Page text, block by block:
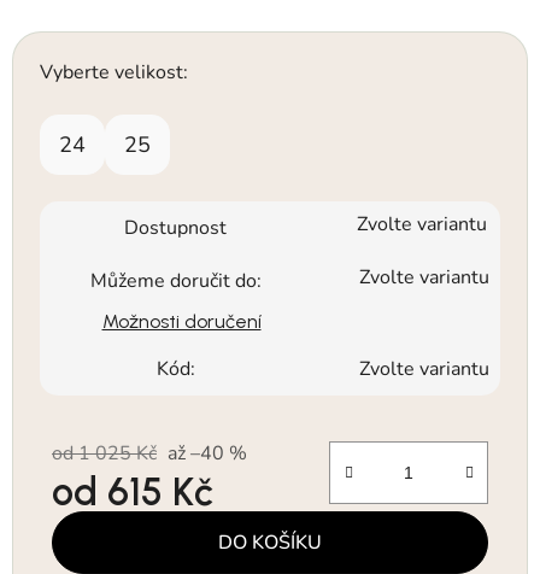
Vyberte velikost:
24 25
Dostupnost Zvolte variantu
Můžeme doručit do: Zvolte variantu
Možnosti doručení
Kód: Zvolte variantu
od 1 025 Kč až –40 %
od 615 Kč
Měrná cena: DO KOŠÍKU